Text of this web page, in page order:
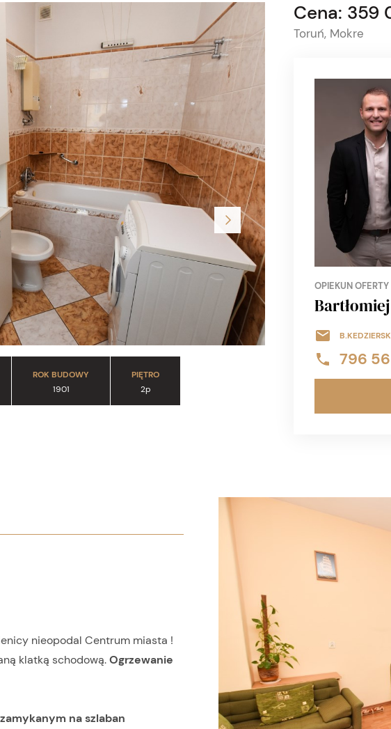
ROK BUDOWY
1901
PIĘTRO
2p
Cena: 359
Toruń, Mokre
OPIEKUN OFERTY
796
nieopodal Centrum miasta !
klatką schodową.Ogrzewanie
na szlaban